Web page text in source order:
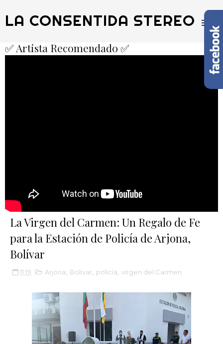
LA CONSENTIDA STEREO
✅ Artista Recomendado ✅
La Virgen del Carmen: Un Regalo de Fe
para la Estación de Policía de Arjona,
Bolívar
11:19 Arjona Bolivar policia virgen del Carmen